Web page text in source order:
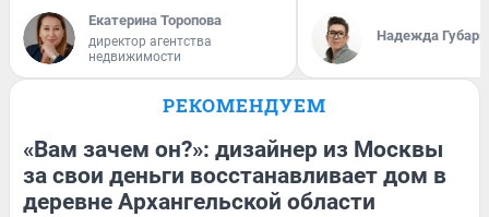
Екатерина Торопова
директор агентства
недвижимости
Надежда Губарь
РЕКОМЕНДУЕМ
«Вам зачем он?»: дизайнер из Москвы
за свои деньги восстанавливает дом в
деревне Архангельской области